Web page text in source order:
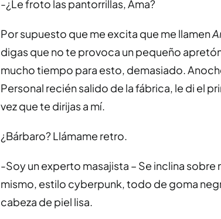
-¿Le froto las pantorrillas, Ama?
Por supuesto que me excita que me llamen
digas que no te provoca un pequeño
mucho tiempo para esto, demasiado.
Personal recién salido de la fábrica, le di el
vez que te dirijas a mí.
¿Bárbaro? Llámame retro.
-Soy un experto masajista – Se inclina sobre
mismo, estilo cyberpunk, todo de goma
cabeza de piel lisa.